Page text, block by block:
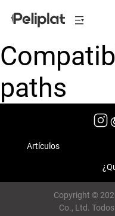
paths
Artículos
Copyright ©
Co., Ltd.